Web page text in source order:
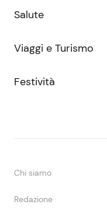
Salute
Viaggi e Turismo
Festività
Chi siamo
Redazione